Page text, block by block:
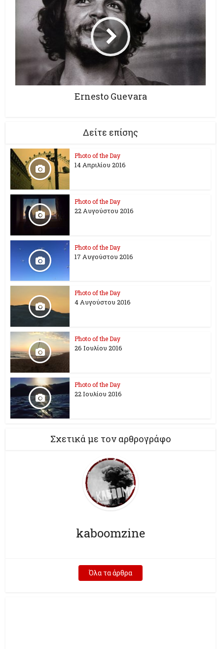
Ernesto Guevara
Δείτε επίσης
Photo of the Day
14 Απριλίου 2016
Photo of the Day
22 Αυγούστου 2016
Photo of the Day
17 Aυγούστου 2016
Photo of the Day
4 Αυγούστου 2016
Photo of the Day
26 Ioυλίου 2016
Photo of the Day
22 Ιουλίου 2016
Σχετικά με τον αρθρογράφο
kaboomzine
Όλα τα άρθρα